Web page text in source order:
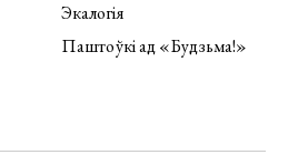
Экалогія
Паштоўкі ад «Будзьма!»